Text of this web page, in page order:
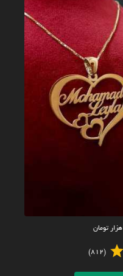
هزار تومان
(812)